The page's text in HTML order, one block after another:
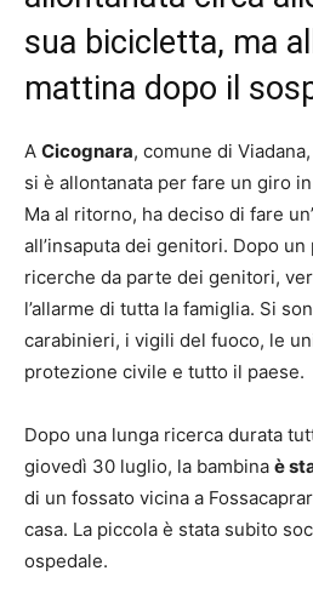
sua bicicletta, ma
mattina dopo il
A Cicognara, comune di Viadana,
si è allontanata per fare un giro
Ma al ritorno, ha deciso di fare
all’insaputa dei genitori. Dopo un
ricerche da parte dei genitori,
l’allarme di tutta la famiglia. Si
carabinieri, i vigili del fuoco, le
protezione civile e tutto il paese.
Dopo una lunga ricerca durata
giovedì 30 luglio, la bambina è
di un fossato vicina a
casa. La piccola è stata subito
ospedale.